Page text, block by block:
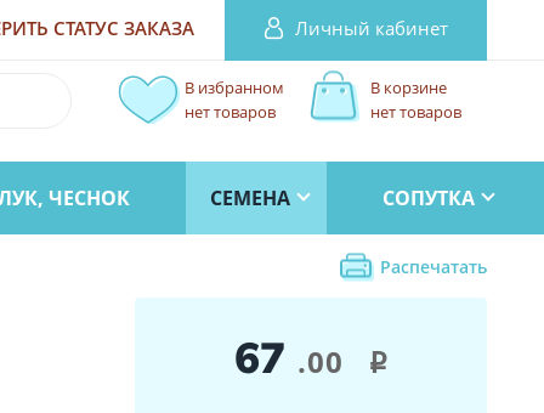
СТАТУС ЗАКАЗА Личный кабинет
В корзине
нет товаров
В избранном
нет товаров
ЧЕСНОК СЕМЕНА СОПУТКА
Распечатать
67 .00 i